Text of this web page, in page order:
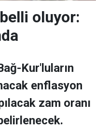
oluyor:
Kur'luların
enflasyon
zam oranı